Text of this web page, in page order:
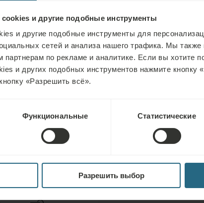
и другие подобные инструменты
и другие подобные инструменты для
сетей и анализа нашего трафика. Мы
партнерам по рекламе и аналитике. Если вы хотите
и других подобных инструментов нажмите
«Разрешить всё».
Функциональные Статистические
Разрешить выбор
в себя следующие процедуры:
1x частичное грязевое обертывание
1x частичное грязевое обертывание, 1x
1x частичное грязевое обертывание, 1x
Бесплатное